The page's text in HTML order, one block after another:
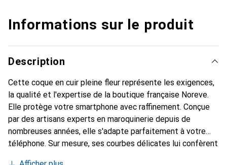
Informations sur le produit
Description
Cette coque en cuir pleine fleur représente les exigences,
la qualité et l'expertise de la boutique française Noreve.
Elle protège votre smartphone avec raffinement. Conçue
par des artisans experts en maroquinerie depuis de
nombreuses années, elle s'adapte parfaitement à votre
téléphone. Sur mesure, ses courbes délicates lui confèrent